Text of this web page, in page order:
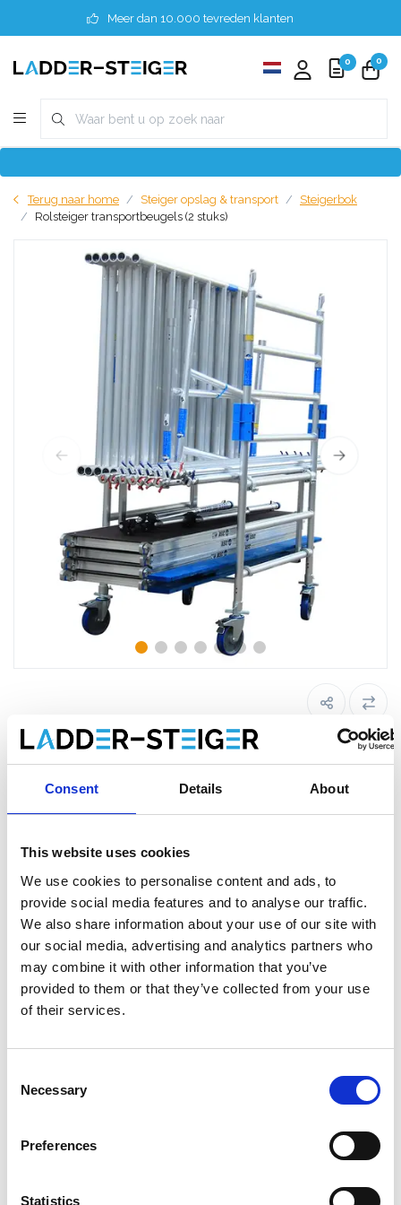
Consent Details About
This website uses cookies
We use cookies to personalise content and ads, to
provide social media features and to analyse our traffic.
We also share information about your use of our site with
our social media, advertising and analytics partners who
may combine it with other information that you’ve
provided to them or that they’ve collected from your use
of their services.
Selection
Necessary
Preferences
Statistics
Meer dan 10.000 tevreden klanten
0 0
Terug naar home Steiger opslag & transport
Steigerbok
Rolsteiger transportbeugels (2 stuks)
Rolsteiger transportbeugels (2
€196,00 €209,67 Excl. Btw
Gratis verzending binnen 1-3 werkdagen of afhalen in
Etten-Leur of Maaseik (contacteer onze klantenservice)
Toevoegen aan winkelwagen
Vergelijkbare producten